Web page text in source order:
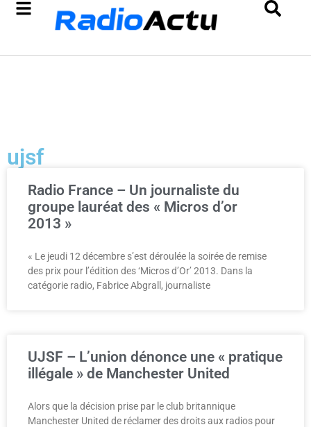
ujsf
Radio France – Un journaliste du
groupe lauréat des « Micros d’or
2013 »
« Le jeudi 12 décembre s’est déroulée la soirée de remise
des prix pour l’édition des ‘Micros d’Or’ 2013. Dans la
catégorie radio, Fabrice Abgrall, journaliste
UJSF – L’union dénonce une « pratique
illégale » de Manchester United
Alors que la décision prise par le club britannique
Manchester United de réclamer des droits aux radios pour